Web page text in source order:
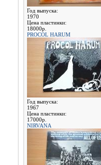
Год выпуска:
1970
Цена пластинки:
18000р.
PROCOL HARUM
Год выпуска:
1967
Цена пластинки:
17000р.
NIRVANA